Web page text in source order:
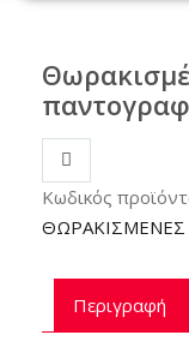
Κωδικός
Περιγραφή